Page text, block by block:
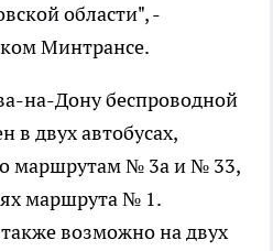
области", -
Минтрансе.
на-Дону беспроводной
в двух автобусах,
маршрутам № 3а и № 33,
маршрута № 1.
возможно на двух